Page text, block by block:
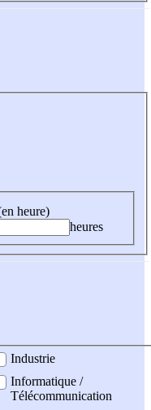
heure)
heures
Industrie
Informatique /
Télécommunication